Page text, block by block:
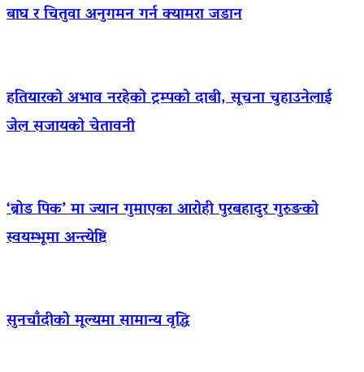
बाघ र चितुवा अनुगमन गर्न क्यामरा जडान
हतियारको अभाव नरहेको ट्रम्पको दाबी, सूचना चुहाउनेलाई
जेल सजायको चेतावनी
‘ब्रोड पिक’ मा ज्यान गुमाएका आराेही पुरबहादुर गुरुङको
स्वयम्भूमा अन्त्येष्टि
सुनचाँदीको मूल्यमा सामान्य वृद्धि